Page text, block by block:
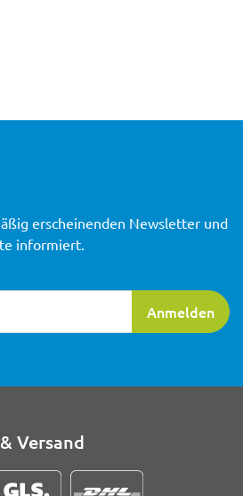
Anmelden
erscheinenden Newsletter und
informiert.
Versand